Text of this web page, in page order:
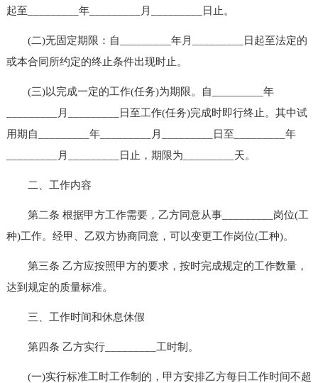
起至_________年_________月_________日止。
(二)无固定期限：自_________年月_________日起至法定的
或本合同所约定的终止条件出现时止。
(三)以完成一定的工作(任务)为期限。自_________年
_________月_________日至工作(任务)完成时即行终止。其中试
用期自_________年_________月_________日至_________年
_________月_________日止，期限为_________天。
二、工作内容
第二条 根据甲方工作需要，乙方同意从事_________岗位(工
种)工作。经甲、乙双方协商同意，可以变更工作岗位(工种)。
第三条 乙方应按照甲方的要求，按时完成规定的工作数量，
达到规定的质量标准。
三、工作时间和休息休假
第四条 乙方实行_________工时制。
(一)实行标准工时工作制的，甲方安排乙方每日工作时间不超